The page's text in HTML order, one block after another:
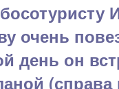
очень
день он
(справа